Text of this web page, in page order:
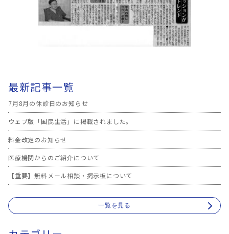
最新記事一覧
7月8月の休診日のお知らせ
ウェブ版「国民生活」に掲載されました。
料金改定のお知らせ
医療機関からのご紹介について
【重要】無料メール相談・掲示板について
一覧を見る